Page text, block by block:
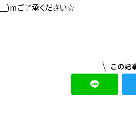
ご了承ください☆
この記